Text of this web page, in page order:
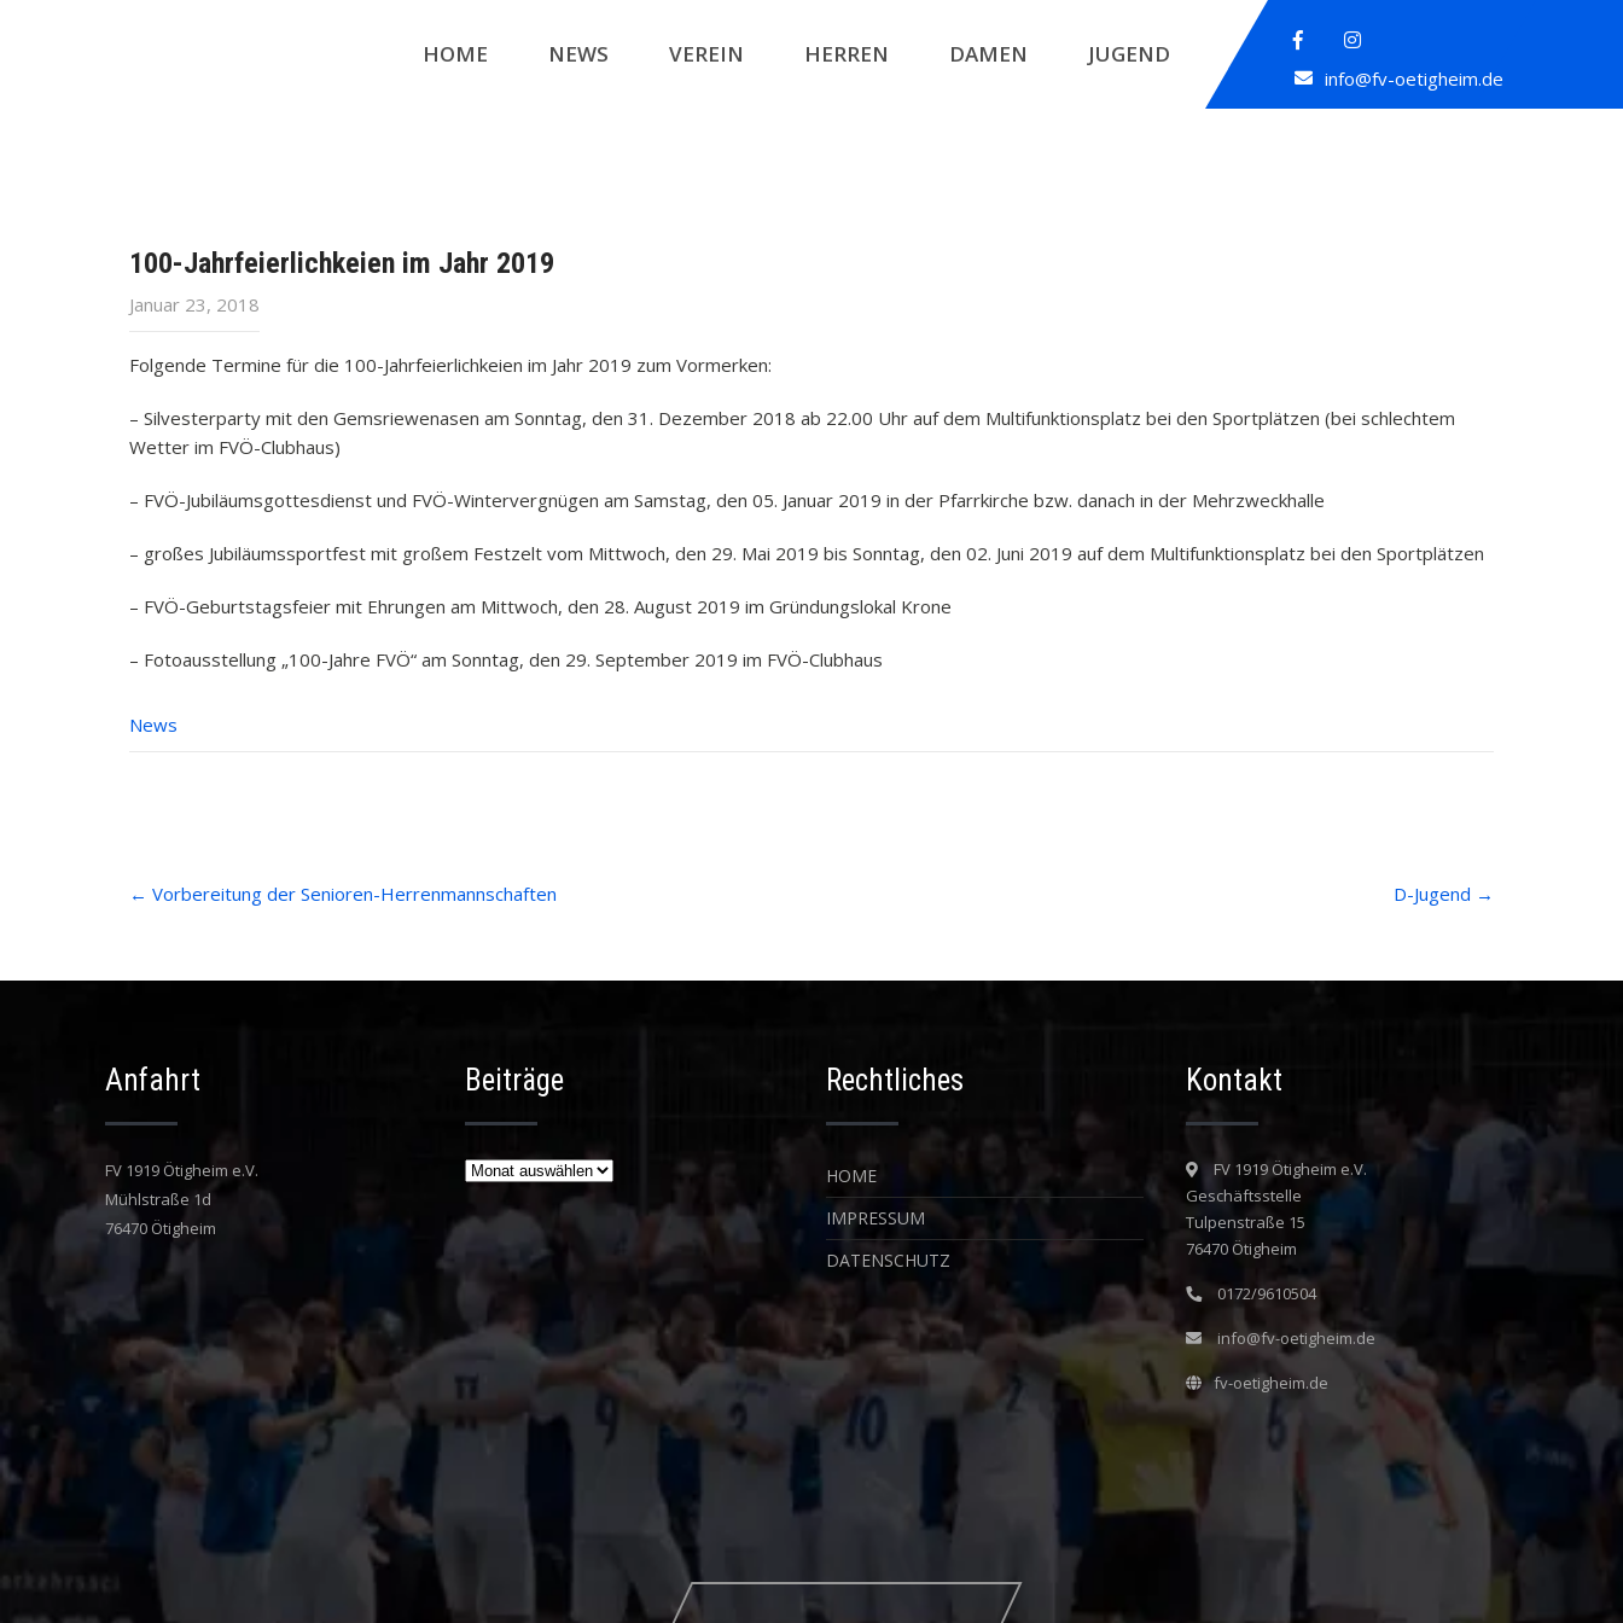
info@fv-oetigheim.de
HOME NEWS VEREIN HERREN DAMEN JUGEND
100-Jahrfeierlichkeien im Jahr 2019
Januar 23, 2018
Folgende Termine für die 100-Jahrfeierlichkeien im Jahr 2019 zum Vormerken:
– Silvesterparty mit den Gemsriewenasen am Sonntag, den 31. Dezember 2018 ab 22.00 Uhr auf dem Multifunktionsplatz bei den Sportplätzen (bei schlechtem
Wetter im FVÖ-Clubhaus)
– FVÖ-Jubiläumsgottesdienst und FVÖ-Wintervergnügen am Samstag, den 05. Januar 2019 in der Pfarrkirche bzw. danach in der Mehrzweckhalle
– großes Jubiläumssportfest mit großem Festzelt vom Mittwoch, den 29. Mai 2019 bis Sonntag, den 02. Juni 2019 auf dem Multifunktionsplatz bei den Sportplätzen
– FVÖ-Geburtstagsfeier mit Ehrungen am Mittwoch, den 28. August 2019 im Gründungslokal Krone
– Fotoausstellung „100-Jahre FVÖ“ am Sonntag, den 29. September 2019 im FVÖ-Clubhaus
News
navigation
← Vorbereitung der Senioren-Herrenmannschaften D-Jugend →
Anfahrt
FV 1919 Ötigheim e.V.
Mühlstraße 1d
76470 Ötigheim
Beiträge
Beiträge
Rechtliches
HOME
IMPRESSUM
DATENSCHUTZ
Kontakt
FV 1919 Ötigheim e.V.
Geschäftsstelle
Tulpenstraße 15
76470 Ötigheim
0172/9610504
info@fv-oetigheim.de
fv-oetigheim.de